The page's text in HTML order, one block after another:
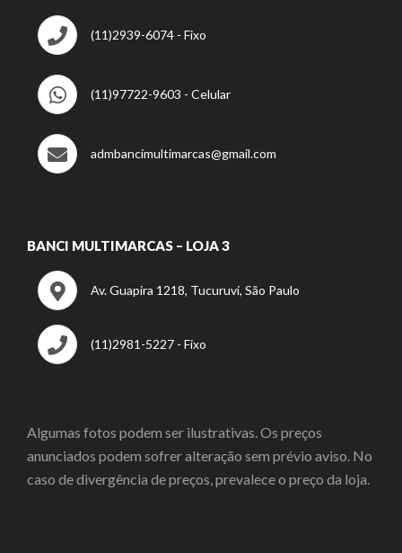
(11)2939-6074 - Fixo
(11)97722-9603 - Celular
admbancimultimarcas@gmail.com
BANCI MULTIMARCAS – LOJA 3
Av. Guapira 1218, Tucuruvi, São Paulo
(11)2981-5227 - Fixo
Algumas fotos podem ser ilustrativas. Os preços
anunciados podem sofrer alteração sem prévio aviso. No
caso de divergência de preços, prevalece o preço da loja.